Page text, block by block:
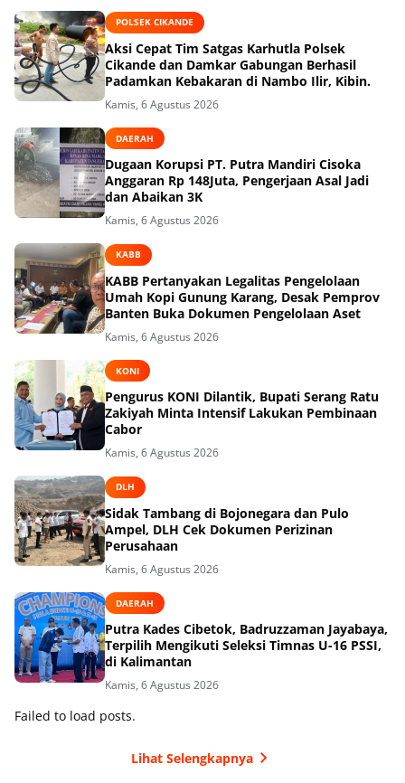
POLSEK CIKANDE
Aksi Cepat Tim Satgas Karhutla Polsek
Cikande dan Damkar Gabungan Berhasil
Padamkan Kebakaran di Nambo Ilir, Kibin.
Kamis, 6 Agustus 2026
DAERAH
Dugaan Korupsi PT. Putra Mandiri Cisoka
Anggaran Rp 148Juta, Pengerjaan Asal Jadi
dan Abaikan 3K
Kamis, 6 Agustus 2026
KABB
KABB Pertanyakan Legalitas Pengelolaan
Umah Kopi Gunung Karang, Desak Pemprov
Banten Buka Dokumen Pengelolaan Aset
Kamis, 6 Agustus 2026
KONI
Pengurus KONI Dilantik, Bupati Serang Ratu
Zakiyah Minta Intensif Lakukan Pembinaan
Cabor
Kamis, 6 Agustus 2026
DLH
Sidak Tambang di Bojonegara dan Pulo
Ampel, DLH Cek Dokumen Perizinan
Perusahaan
Kamis, 6 Agustus 2026
DAERAH
Putra Kades Cibetok, Badruzzaman Jayabaya,
Terpilih Mengikuti Seleksi Timnas U-16 PSSI,
di Kalimantan
Kamis, 6 Agustus 2026
Failed to load posts.
Lihat Selengkapnya